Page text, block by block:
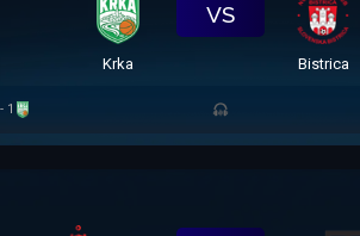
Krka
VS
Bistrica
1